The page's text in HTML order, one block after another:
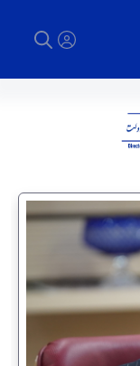
مجازی و